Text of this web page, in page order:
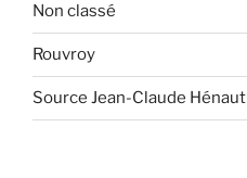
Non classé
Rouvroy
Source Jean-Claude Hénaut